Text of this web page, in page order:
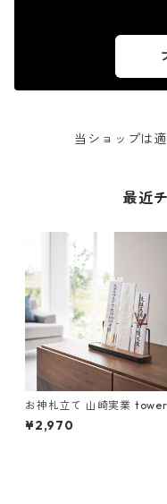
当ショップは
最近
お神札立て 山崎実業 tower
ワー 神札スタンド ブラック
¥2,970